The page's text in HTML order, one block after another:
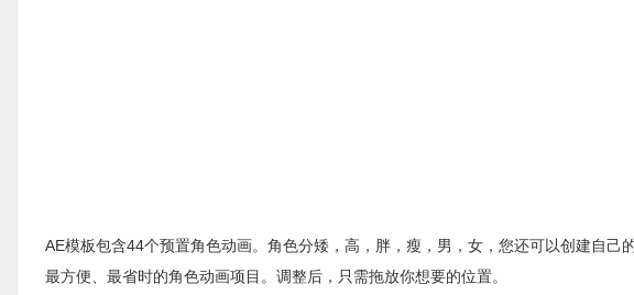
AE模板包含44个预置角色动画。角色分矮，高，胖，瘦，男，女，您还可以创建自己
最方便、最省时的角色动画项目。调整后，只需拖放你想要的位置。